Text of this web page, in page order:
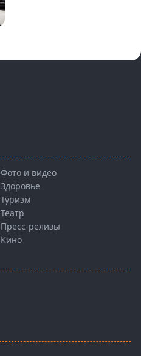
Фото и видео
Здоровье
Туризм
Театр
Пресс-релизы
Кино